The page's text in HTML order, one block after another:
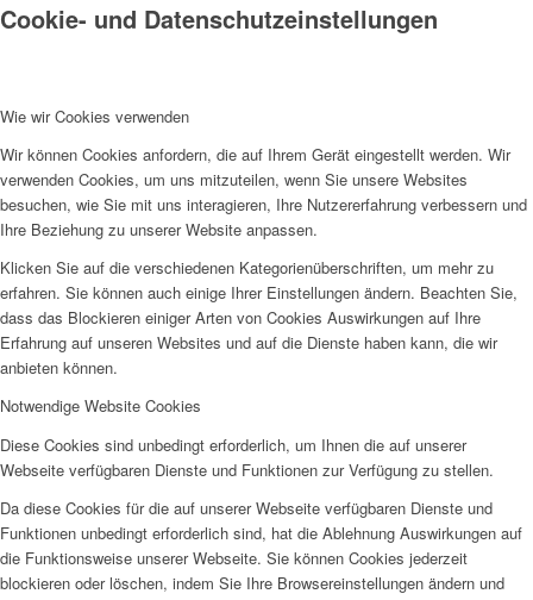
Cookie- und Datenschutzeinstellungen
Wie wir Cookies verwenden
Wir können Cookies anfordern, die auf Ihrem Gerät eingestellt werden. Wir
verwenden Cookies, um uns mitzuteilen, wenn Sie unsere Websites
besuchen, wie Sie mit uns interagieren, Ihre Nutzererfahrung verbessern und
Ihre Beziehung zu unserer Website anpassen.
Klicken Sie auf die verschiedenen Kategorienüberschriften, um mehr zu
erfahren. Sie können auch einige Ihrer Einstellungen ändern. Beachten Sie,
dass das Blockieren einiger Arten von Cookies Auswirkungen auf Ihre
Erfahrung auf unseren Websites und auf die Dienste haben kann, die wir
anbieten können.
Notwendige Website Cookies
Diese Cookies sind unbedingt erforderlich, um Ihnen die auf unserer
Webseite verfügbaren Dienste und Funktionen zur Verfügung zu stellen.
Da diese Cookies für die auf unserer Webseite verfügbaren Dienste und
Funktionen unbedingt erforderlich sind, hat die Ablehnung Auswirkungen auf
die Funktionsweise unserer Webseite. Sie können Cookies jederzeit
blockieren oder löschen, indem Sie Ihre Browsereinstellungen ändern und